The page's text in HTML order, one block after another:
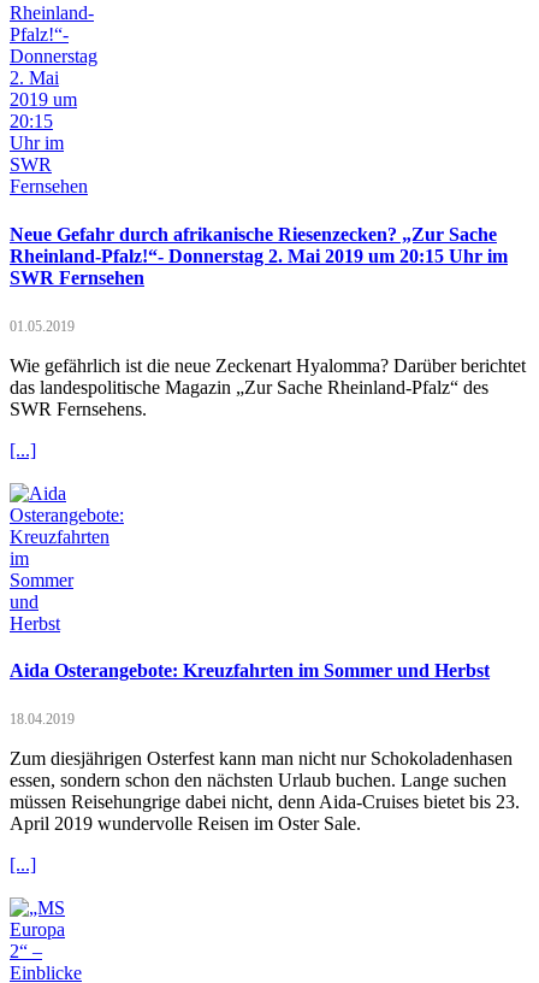
Neue Gefahr durch afrikanische Riesenzecken? „Zur Sache
Rheinland-Pfalz!“- Donnerstag 2. Mai 2019 um 20:15 Uhr im
SWR Fernsehen
01.05.2019
Wie gefährlich ist die neue Zeckenart Hyalomma? Darüber berichtet
das landespolitische Magazin „Zur Sache Rheinland-Pfalz“ des
SWR Fernsehens.
[...]
Aida Osterangebote: Kreuzfahrten im Sommer und Herbst
18.04.2019
Zum diesjährigen Osterfest kann man nicht nur Schokoladenhasen
essen, sondern schon den nächsten Urlaub buchen. Lange suchen
müssen Reisehungrige dabei nicht, denn Aida-Cruises bietet bis 23.
April 2019 wundervolle Reisen im Oster Sale.
[...]